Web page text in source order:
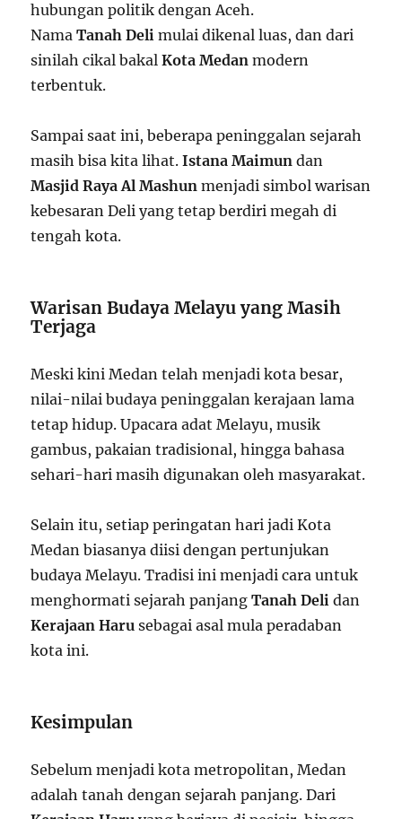
hubungan politik dengan Aceh.
NamaTanah Deli mulai dikenal luas, dan dari
sinilah cikal bakalKota Medan modern
terbentuk.
Sampai saat ini, beberapa peninggalan sejarah
masih bisa kita lihat.Istana Maimun dan
Masjid Raya Al Mashun menjadi simbol warisan
kebesaran Deli yang tetap berdiri megah di
tengah kota.
Warisan Budaya Melayu yang Masih
Terjaga
Meski kini Medan telah menjadi kota besar,
nilai-nilai budaya peninggalan kerajaan lama
tetap hidup. Upacara adat Melayu, musik
gambus, pakaian tradisional, hingga bahasa
sehari-hari masih digunakan oleh masyarakat.
Selain itu, setiap peringatan hari jadi Kota
Medan biasanya diisi dengan pertunjukan
budaya Melayu. Tradisi ini menjadi cara untuk
menghormati sejarah panjangTanah Deli dan
Kerajaan Haru sebagai asal mula peradaban
kota ini.
Kesimpulan
Sebelum menjadi kota metropolitan, Medan
adalah tanah dengan sejarah panjang. Dari